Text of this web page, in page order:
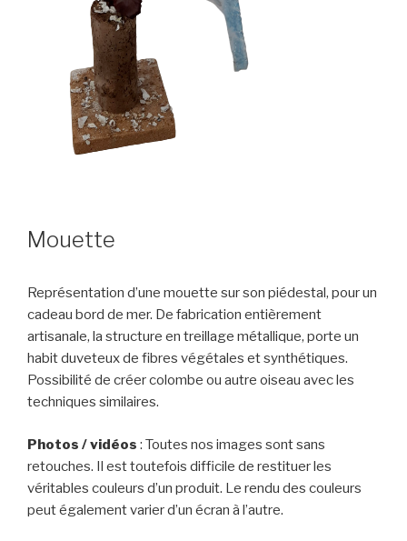
Mouette
Représentation d’une mouette sur son piédestal, pour un
cadeau bord de mer. De fabrication entièrement
artisanale, la structure en treillage métallique, porte un
habit duveteux de fibres végétales et synthétiques.
Possibilité de créer colombe ou autre oiseau avec les
techniques similaires.
Photos / vidéos : Toutes nos images sont sans
retouches. Il est toutefois difficile de restituer les
véritables couleurs d’un produit. Le rendu des couleurs
peut également varier d’un écran à l’autre.